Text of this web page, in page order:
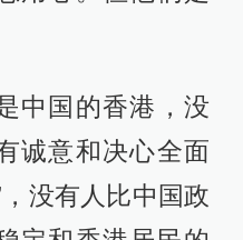
中国的香港，没
诚意和决心全面
没有人比中国政